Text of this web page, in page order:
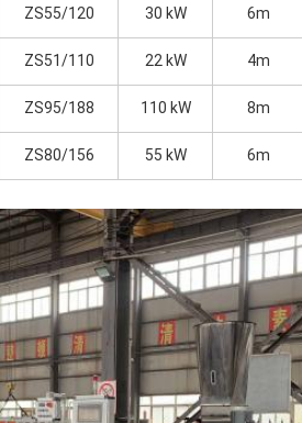
ZS55/120 30 kW 6m
ZS51/110 22 kW 4m
ZS95/188 110 kW 8m
ZS80/156 55 kW 6m